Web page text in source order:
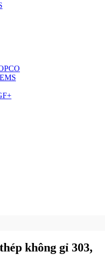
không gỉ 303,